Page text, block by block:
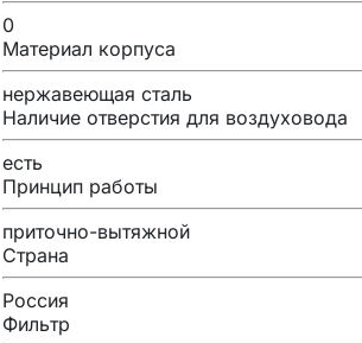
0
Материал корпуса
нержавеющая сталь
Наличие отверстия для воздуховода
есть
Принцип работы
приточно-вытяжной
Страна
Россия
Фильтр